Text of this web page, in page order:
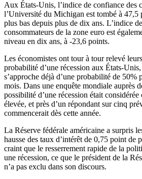
Aux États-Unis, l’indice de confiance des
l’Université du Michigan est tombé à 47,5
plus bas depuis plus de dix ans. L’indice
consommateurs de la zone euro est
niveau en dix ans, à -23,6 points.
Les économistes ont tour à tour relevé
probabilité d’une récession aux États-
s’approche déjà d’une probabilité de 50%
mois. Dans une enquête mondiale auprès
possibilité d’une récession était
élevée, et près d’un répondant sur cinq
commencerait dès cette année.
La Réserve fédérale américaine a surpris
hausse des taux d’intérêt de 0,75 point de
craint que le resserrement rapide de la
une récession, ce que le président de la
n’a pas exclu dans son discours.